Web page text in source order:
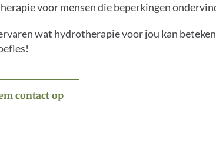
voor mensen die beperkingen
wat hydrotherapie voor jou kan
contact op